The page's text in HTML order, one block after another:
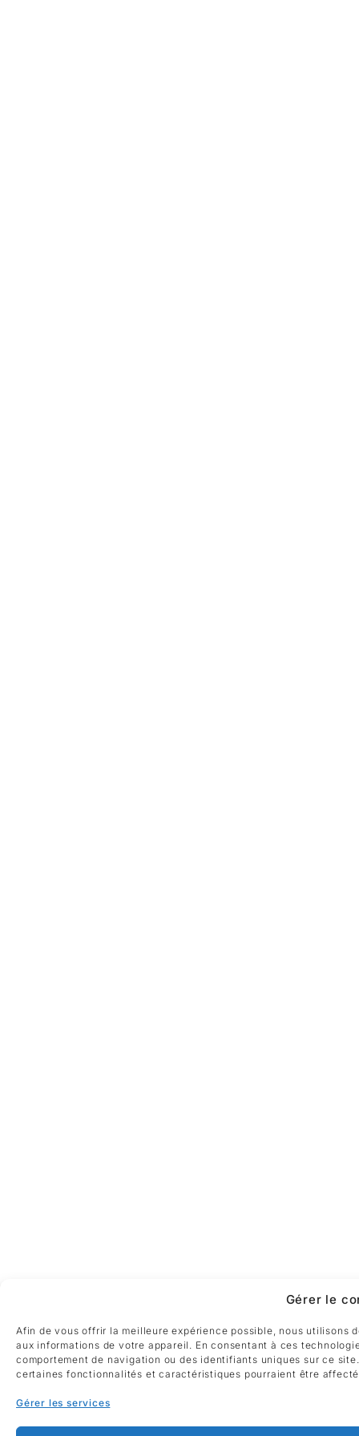
Gérer le
Afin de vous offrir la meilleure expérience possible, nous utilisons
aux informations de votre appareil. En consentant à ces
comportement de navigation ou des identifiants uniques sur ce
certaines fonctionnalités et caractéristiques pourraient être
Gérer les services